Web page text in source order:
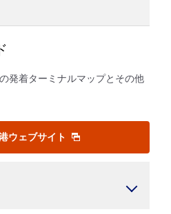
発着ターミナルマップとその他
ウェブサイト